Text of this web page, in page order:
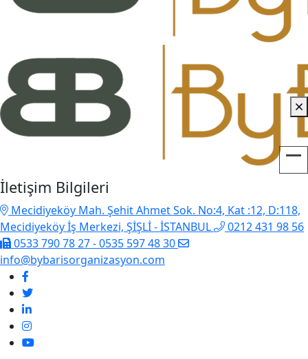
İletişim Bilgileri
Mecidiyeköy Mah. Şehit Ahmet Sok. No:4, Kat :12, D:118,
Mecidiyeköy İş Merkezi, ŞİŞLİ - İSTANBUL
0212 431 98 56
0533 790 78 27 - 0535 597 48 30
info@bybarisorganizasyon.com